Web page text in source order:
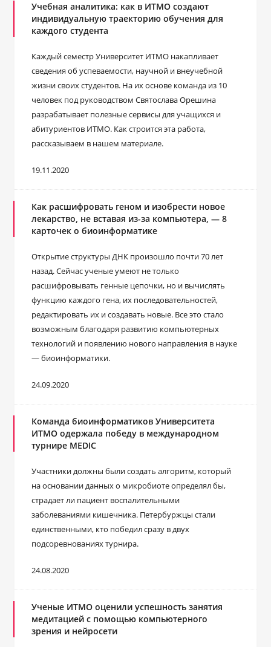
Учебная аналитика: как в ИТМО создают
индивидуальную траекторию обучения для
каждого студента
Каждый семестр Университет ИТМО накапливает
сведения об успеваемости, научной и внеучебной
жизни своих студентов. На их основе команда из 10
человек под руководством Святослава Орешина
разрабатывает полезные сервисы для учащихся и
абитуриентов ИТМО. Как строится эта работа,
рассказываем в нашем материале.
19.11.2020
Как расшифровать геном и изобрести новое
лекарство, не вставая из-за компьютера, — 8
карточек о биоинформатике
Открытие структуры ДНК произошло почти 70 лет
назад. Сейчас ученые умеют не только
расшифровывать генные цепочки, но и вычислять
функцию каждого гена, их последовательностей,
редактировать их и создавать новые. Все это стало
возможным благодаря развитию компьютерных
технологий и появлению нового направления в науке
— биоинформатики.
24.09.2020
Команда биоинформатиков Университета
ИТМО одержала победу в международном
турнире MEDIC
Участники должны были создать алгоритм, который
на основании данных о микробиоте определял бы,
страдает ли пациент воспалительными
заболеваниями кишечника. Петербуржцы стали
единственными, кто победил сразу в двух
подсоревнованиях турнира.
24.08.2020
Ученые ИТМО оценили успешность занятия
медитацией с помощью компьютерного
зрения и нейросети